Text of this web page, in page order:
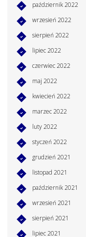
październik 2022
wrzesień 2022
sierpień 2022
lipiec 2022
czerwiec 2022
maj 2022
kwiecień 2022
marzec 2022
luty 2022
styczeń 2022
grudzień 2021
listopad 2021
październik 2021
wrzesień 2021
sierpień 2021
lipiec 2021